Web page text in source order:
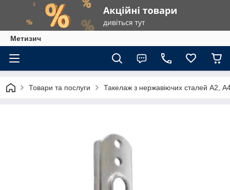
Метизич
Товари та послуги Такелаж з нержавіючих сталей А2,